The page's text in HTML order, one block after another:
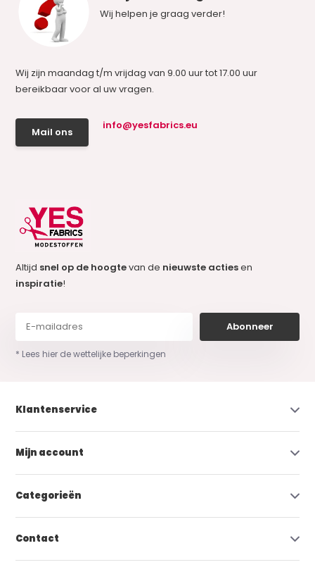
Wij helpen je graag verder!
Wij zijn maandag t/m vrijdag van 9.00 uur tot 17.00 uur
bereikbaar voor al uw vragen.
Mail ons
info@yesfabrics.eu
Altijd snel op de hoogtevan de nieuwste actiesen
inspiratie!
Abonneer
* Lees hier de wettelijke beperkingen
Klantenservice
Mijn account
Categorieën
Contact